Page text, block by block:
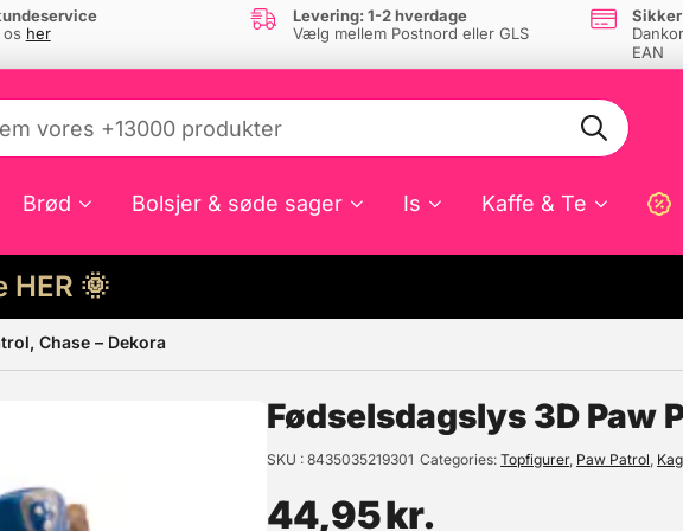
os her
Levering: 1-2 hverdage
Vælg mellem Postnord eller GLS
EAN
Brød Bolsjer & søde sager Is Kaffe & Te
🌞
din interesse?
Chase – Dekora
Fødselsdagslys 3D Paw
SKU 8435035219301 Categories Topfigurer, Paw Patrol,
44,95kr.